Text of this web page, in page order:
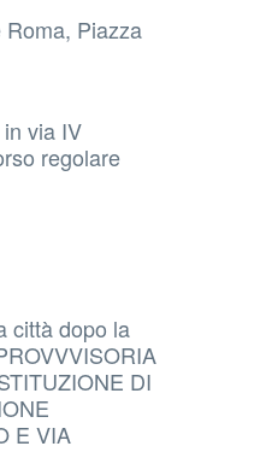
Piazza
via IV
regolare
città dopo la
DI
E VIA